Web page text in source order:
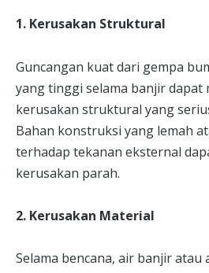
1. Kerusakan Struktural
Guncangan kuat dari gempa
yang tinggi selama banjir dapat
kerusakan struktural yang
Bahan konstruksi yang lemah
terhadap tekanan eksternal
kerusakan parah.
2. Kerusakan Material
Selama bencana, air banjir atau